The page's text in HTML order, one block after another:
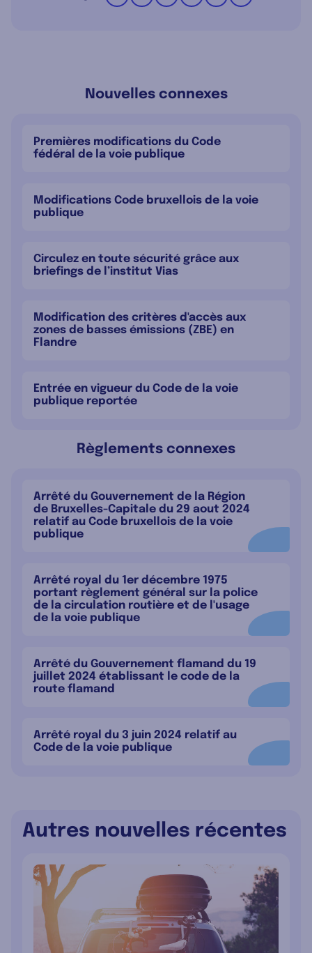
Nouvelles connexes
Premières modifications du Code
fédéral de la voie publique
Modifications Code bruxellois de la voie
publique
Circulez en toute sécurité grâce aux
briefings de l’institut Vias
Modification des critères d'accès aux
zones de basses émissions (ZBE) en
Flandre
Entrée en vigueur du Code de la voie
publique reportée
Règlements connexes
Arrêté du Gouvernement de la Région
de Bruxelles-Capitale du 29 aout 2024
relatif au Code bruxellois de la voie
publique
Arrêté royal du 1er décembre 1975
portant règlement général sur la police
de la circulation routière et de l'usage
de la voie publique
Arrêté du Gouvernement flamand du 19
juillet 2024 établissant le code de la
route flamand
Arrêté royal du 3 juin 2024 relatif au
Code de la voie publique
Autres nouvelles récentes